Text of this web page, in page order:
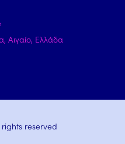
Αιγαίο, Ελλάδα
reserved